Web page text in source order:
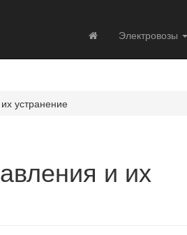
Электровозы
устранение
и их